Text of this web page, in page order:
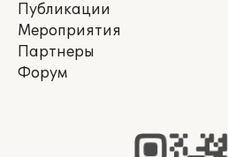
Публикации
Мероприятия
Партнеры
Форум